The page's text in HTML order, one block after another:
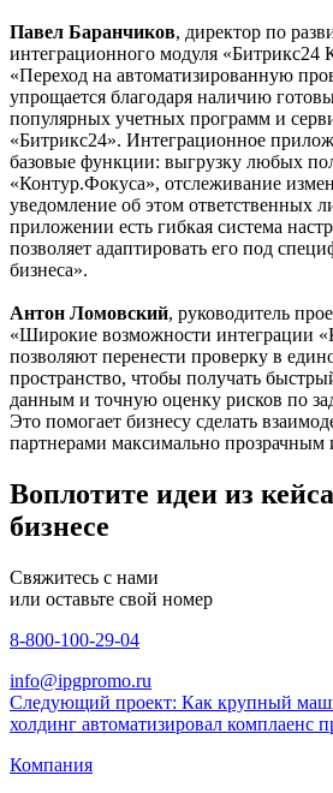
Павел Баранчиков, директор по
интеграционного модуля «Битрикс24
«Переход на автоматизированную
упрощается благодаря наличию
популярных учетных программ и
«Битрикс24». Интеграционное
базовые функции: выгрузку любых
«Контур.Фокуса», отслеживание
уведомление об этом ответственных
приложении есть гибкая система
позволяет адаптировать его под
бизнеса».
Антон Ломовский, руководитель
«Широкие возможности интеграции
позволяют перенести проверку в
пространство, чтобы получать
данным и точную оценку рисков по
Это помогает бизнесу сделать
партнерами максимально
Воплотите идеи из
бизнесе
Свяжитесь с нами
или оставьте свой номер
8-800-100-29-04
info@ipgpromo.ru
Следующий проект: Как крупный
холдинг автоматизировал комплаенс
Компания